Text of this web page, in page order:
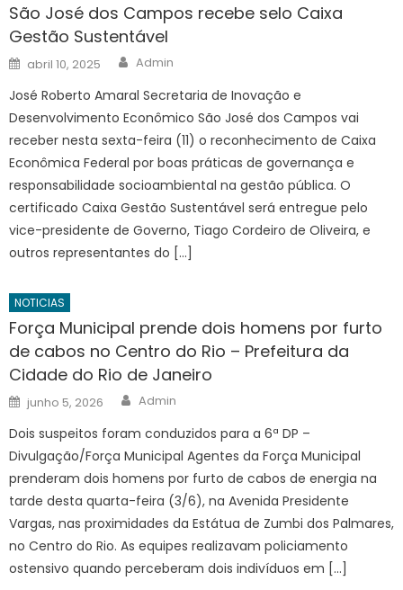
São José dos Campos recebe selo Caixa
Gestão Sustentável
Posted
on
abril 10, 2025 Author
Admin
José Roberto Amaral Secretaria de Inovação e
Desenvolvimento Econômico São José dos Campos vai
receber nesta sexta-feira (11) o reconhecimento de Caixa
Econômica Federal por boas práticas de governança e
responsabilidade socioambiental na gestão pública. O
certificado Caixa Gestão Sustentável será entregue pelo
vice-presidente de Governo, Tiago Cordeiro de Oliveira, e
outros representantes do […]
NOTICIAS
Força Municipal prende dois homens por furto
de cabos no Centro do Rio – Prefeitura da
Cidade do Rio de Janeiro
Posted
on
junho 5, 2026 Author
Admin
Dois suspeitos foram conduzidos para a 6ª DP –
Divulgação/Força Municipal Agentes da Força Municipal
prenderam dois homens por furto de cabos de energia na
tarde desta quarta-feira (3/6), na Avenida Presidente
Vargas, nas proximidades da Estátua de Zumbi dos Palmares,
no Centro do Rio. As equipes realizavam policiamento
ostensivo quando perceberam dois indivíduos em […]